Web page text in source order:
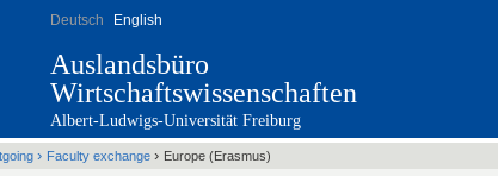
Deutsch English
Auslandsbüro
Wirtschaftswissenschaften
Albert-Ludwigs-Universität Freiburg
› Faculty exchange › Europe (Erasmus)